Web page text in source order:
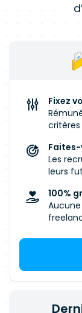
Fixez
Les
leurs
100%